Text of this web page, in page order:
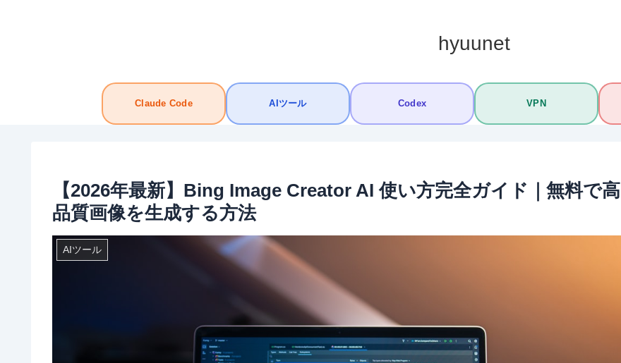
hyuunet
Claude Code AIツール Codex VPN
【2026年最新】Bing Image Creator AI 使い方完全ガイド｜無料で高
品質画像を生成する方法
AIツール